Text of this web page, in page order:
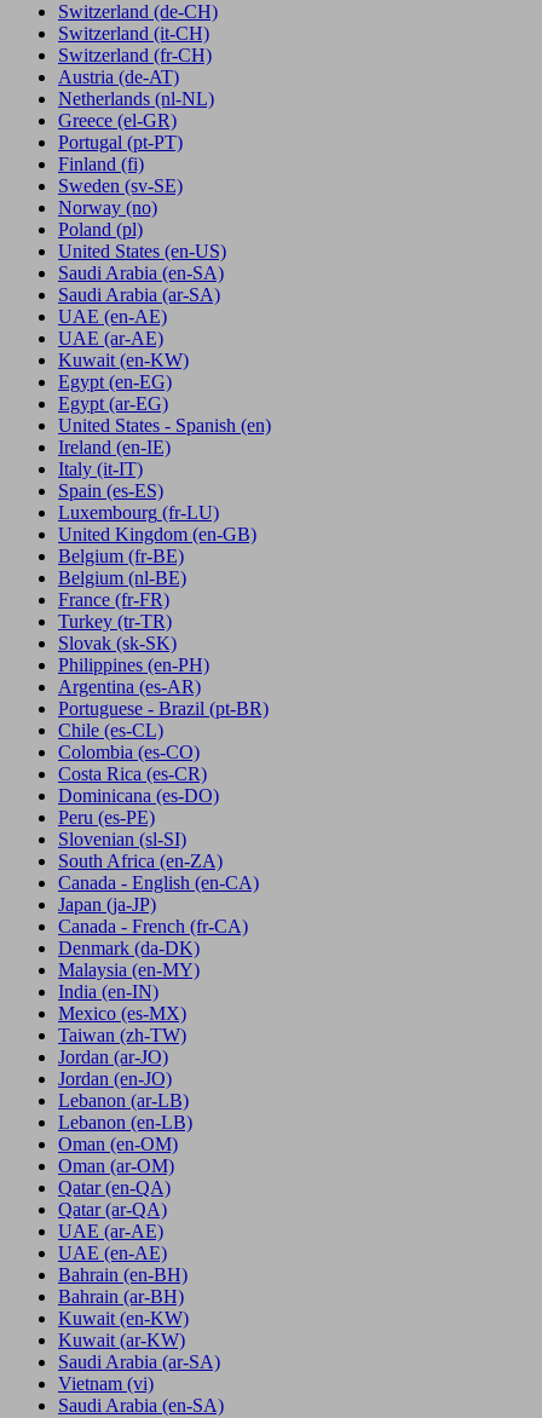
Switzerland (de-CH)
Switzerland (it-CH)
Switzerland (fr-CH)
Austria (de-AT)
Netherlands (nl-NL)
Greece (el-GR)
Portugal (pt-PT)
Finland (fi)
Sweden (sv-SE)
Norway (no)
Poland (pl)
United States (en-US)
Saudi Arabia (en-SA)
Saudi Arabia (ar-SA)
UAE (en-AE)
UAE (ar-AE)
Kuwait (en-KW)
Egypt (en-EG)
Egypt (ar-EG)
United States - Spanish (en)
Ireland (en-IE)
Italy (it-IT)
Spain (es-ES)
Luxembourg (fr-LU)
United Kingdom (en-GB)
Belgium (fr-BE)
Belgium (nl-BE)
France (fr-FR)
Turkey (tr-TR)
Slovak (sk-SK)
Philippines (en-PH)
Argentina (es-AR)
Portuguese - Brazil (pt-BR)
Chile (es-CL)
Colombia (es-CO)
Costa Rica (es-CR)
Dominicana (es-DO)
Peru (es-PE)
Slovenian (sl-SI)
South Africa (en-ZA)
Canada - English (en-CA)
Japan (ja-JP)
Canada - French (fr-CA)
Denmark (da-DK)
Malaysia (en-MY)
India (en-IN)
Mexico (es-MX)
Taiwan (zh-TW)
Jordan (ar-JO)
Jordan (en-JO)
Lebanon (ar-LB)
Lebanon (en-LB)
Oman (en-OM)
Oman (ar-OM)
Qatar (en-QA)
Qatar (ar-QA)
UAE (ar-AE)
UAE (en-AE)
Bahrain (en-BH)
Bahrain (ar-BH)
Kuwait (en-KW)
Kuwait (ar-KW)
Saudi Arabia (ar-SA)
Vietnam (vi)
Saudi Arabia (en-SA)